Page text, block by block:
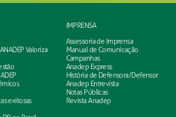
Valoriza
exitosas
IMPRENSA
Assessoria de Imprensa
Manual de Comunicação
Campanhas
Anadep Express
História de Defensora/Defensor
Anadep Entrevista
Notas Públicas
Revista Anadep